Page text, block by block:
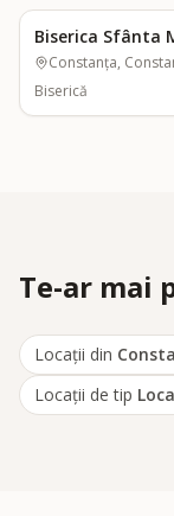
Biserica Sfânta
Constanța,
Biserică
Te-ar mai
Locații din
Locații de tip